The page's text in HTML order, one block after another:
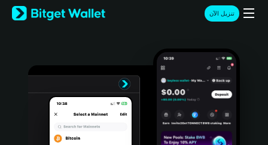
English
日本語
Türkçe
تنزيل الآن